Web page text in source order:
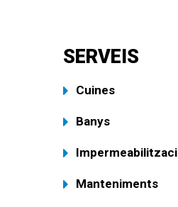
SERVEIS
Cuines
Banys
Manteniments